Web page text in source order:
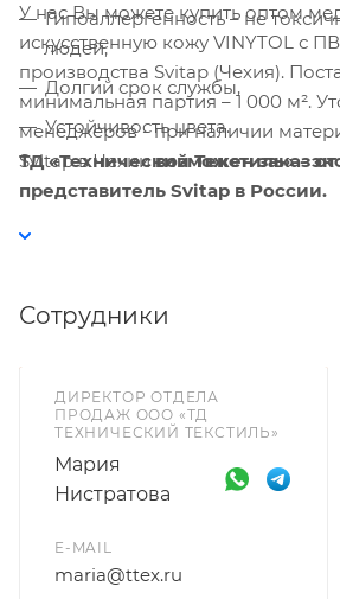
Гипоаллергенность – не
людей,
Долгий срок службы,
Устойчивость цвета.
У нас Вы можете купить оптом
искусственную кожу VINYTOL с
производства Svitap (Чехия).
минимальная партия – 1 000 м².
менеджеров - при наличии
Svitap в Чехиивозможен заказ от
ТД «Технический Текстиль» -
представитель Svitap в России.
Сотрудники
ДИРЕКТОР ОТДЕЛА
ПРОДАЖ ООО «ТД
ТЕХНИЧЕСКИЙ ТЕКСТИЛЬ»
Мария
Нистратова
E-MAIL
maria@ttex.ru